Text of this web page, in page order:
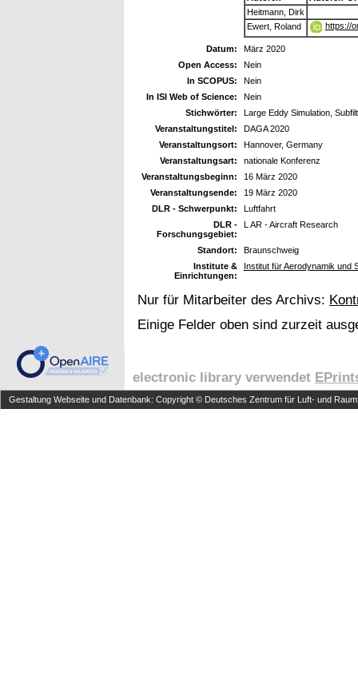
Heitmann, Dirk
Ewert, Roland
https://
Datum:
März 2020
Open Access:
Nein
In SCOPUS:
Nein
In ISI Web of Science:
Nein
Stichwörter:
Large Eddy Simulation,
Veranstaltungstitel:
DAGA 2020
Veranstaltungsort:
Hannover, Germany
Veranstaltungsart:
nationale Konferenz
Veranstaltungsbeginn:
16 März 2020
Veranstaltungsende:
19 März 2020
DLR - Schwerpunkt:
Luftfahrt
DLR -
Forschungsgebiet:
L AR - Aircraft Research
Standort:
Braunschweig
Institute &
Einrichtungen:
Institut für Aerodynamik und
Nur für Mitarbeiter des Archivs:
Einige Felder oben sind zurzeit
electronic library verwendet
Gestaltung Webseite und Datenbank: Copyright © Deutsches Zentrum für Luft- und